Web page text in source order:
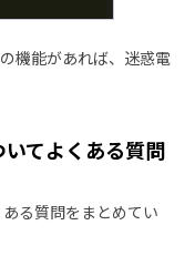
機能があれば、迷惑電
てよくある質問
る質問をまとめてい